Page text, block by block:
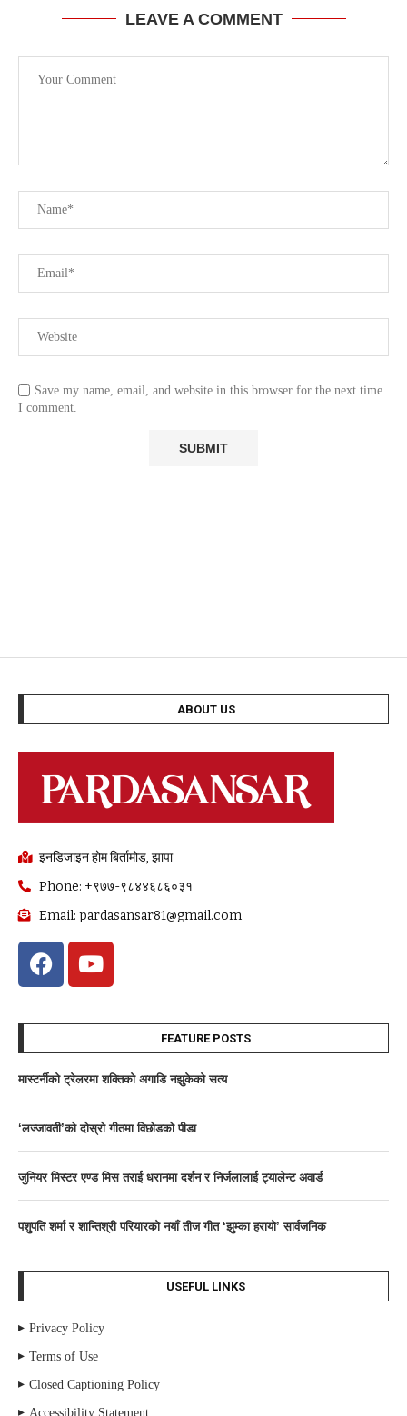
LEAVE A COMMENT
Save my name, email, and website in this browser for the next time
I comment.
ABOUT US
इनडिजाइन होम बिर्तामोड, झापा
Phone: +९७७-९८४४६८६०३१
Email: pardasansar81@gmail.com
FEATURE POSTS
मास्टर्नीकाे ट्रेलरमा शक्तिकाे अगाडि नझुकेकाे सत्य
‘लज्जावती’को दाेस्राे गीतमा विछोडको पीडा
जुनियर मिस्टर एण्ड मिस तराई धरानमा दर्शन र निर्जलालाई ट्यालेन्ट अवार्ड
पशुपति शर्मा र शान्तिश्री परियारको नयाँ तीज गीत ‘झुम्का हरायो’ सार्वजनिक
USEFUL LINKS
Privacy Policy
Terms of Use
Closed Captioning Policy
Accessibility Statement